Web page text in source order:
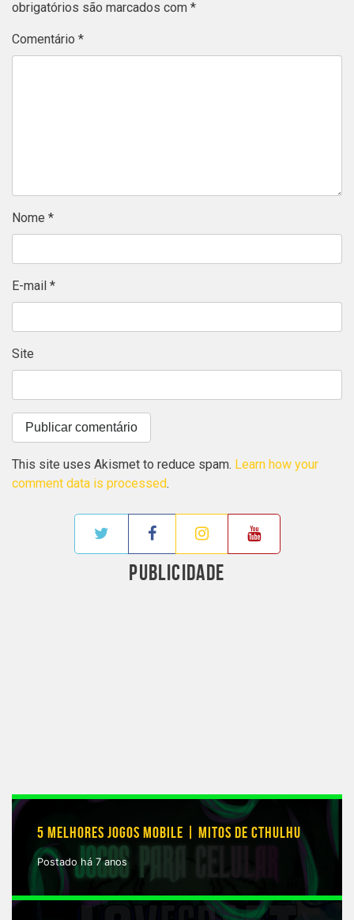
obrigatórios são marcados com *
Comentário *
Nome *
E-mail *
Site
This site uses Akismet to reduce spam. Learn how your
comment data is processed.
PUBLICIDADE
5 MELHORES JOGOS MOBILE | MITOS DE CTHULHU
Postado há 7 anos